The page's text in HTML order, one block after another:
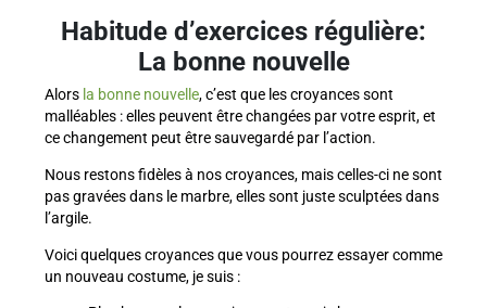
Habitude d’exercices régulière:
La bonne nouvelle
Alors la bonne nouvelle, c’est que les croyances sont
malléables : elles peuvent être changées par votre esprit, et
ce changement peut être sauvegardé par l’action.
Nous restons fidèles à nos croyances, mais celles-ci ne sont
pas gravées dans le marbre, elles sont juste sculptées dans
l’argile.
Voici quelques croyances que vous pourrez essayer comme
un nouveau costume, je suis :